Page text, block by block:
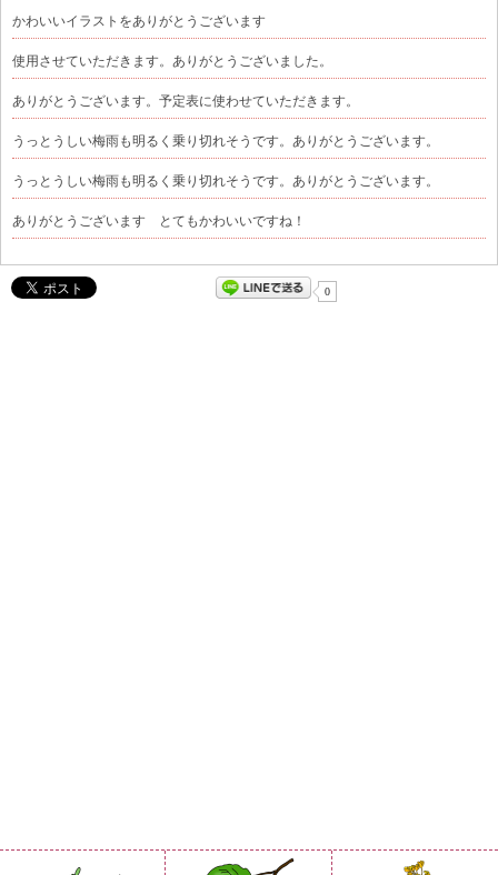
かわいいイラストをありがとうございます
使用させていただきます。ありがとうございました。
ありがとうございます。予定表に使わせていただきます。
うっとうしい梅雨も明るく乗り切れそうです。ありがとうございます。
うっとうしい梅雨も明るく乗り切れそうです。ありがとうございます。
ありがとうございます とてもかわいいですね！
0